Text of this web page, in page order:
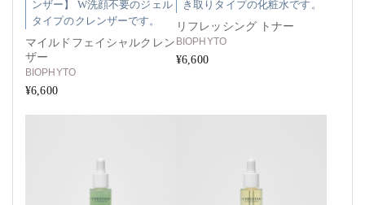
ンザー】 W洗顔不要のジェル
タイプのクレンザーです。
マイルドフェイシャルクレン
ザー
BIOPHYTO
¥6,600
き取りタイプの化粧水です。
リフレッシング トナー
BIOPHYTO
¥6,600